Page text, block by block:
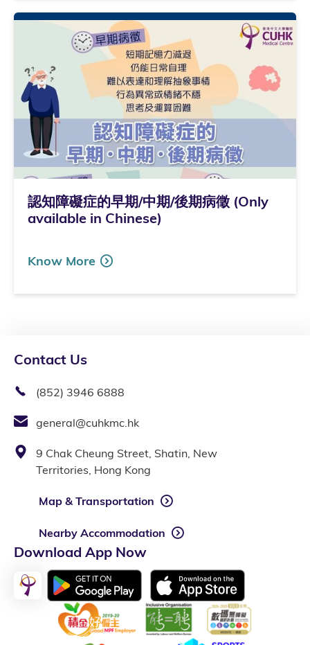
認知障礙症的早期/中期/後期病徵 (Only
available in Chinese)
Know More
Contact Us
(852) 3946 6888
general@cuhkmc.hk
9 Chak Cheung Street, Shatin, New
Territories, Hong Kong
Map & Transportation
Nearby Accommodation
Download App Now